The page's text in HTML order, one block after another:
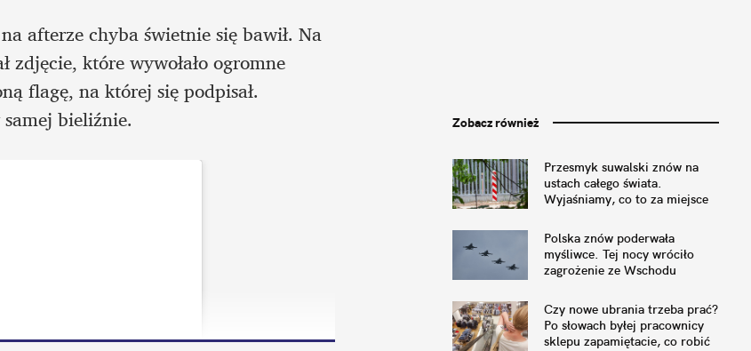
afterze chyba świetnie się bawił. Na
które wywołało ogromne
flagę, na której się podpisał.
bieliźnie.
Zobacz również
Przesmyk suwalski znów na
ustach całego świata.
Wyjaśniamy, co to za miejsce
Polska znów poderwała
myśliwce. Tej nocy wróciło
zagrożenie ze Wschodu
Czy nowe ubrania trzeba prać?
Po słowach byłej pracownicy
sklepu zapamiętacie, co robić